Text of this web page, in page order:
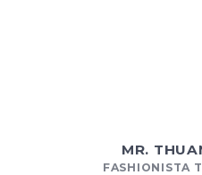
MR.
FASHIONISTA